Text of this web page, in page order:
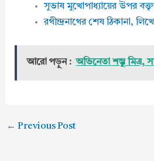
সুভাষ মুখোপাধ্যায়ের উপর
রথীন্দ্রনাথের শেষ ঠিকানা,
আরো পড়ুন : অভিনেতা শম্ভু মিত্র,
← Previous Post